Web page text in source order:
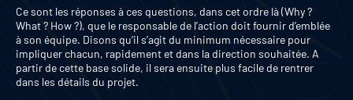
Ce sont les réponses à ces questions, dans cet ordre là (Why ?
What ? How ?), que le responsable de l’action doit fournir d’emblée
à son équipe. Disons qu’il s’agit du minimum nécessaire pour
impliquer chacun, rapidement et dans la direction souhaitée. A
partir de cette base solide, il sera ensuite plus facile de rentrer
dans les détails du projet.